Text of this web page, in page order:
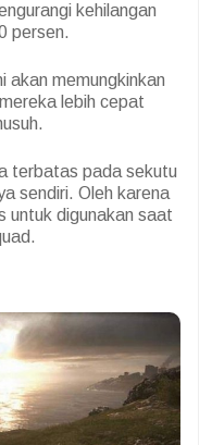
kehilangan
persen.
akan memungkinkan
lebih cepat
terbatas pada sekutu
sendiri. Oleh karena
untuk digunakan saat